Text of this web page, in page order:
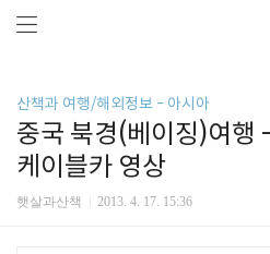
산책과 여행/해외정보 - 아시아
중국 북경(베이징)여행
케이블카 영상
햇살과산책 2013. 4. 17. 15:36